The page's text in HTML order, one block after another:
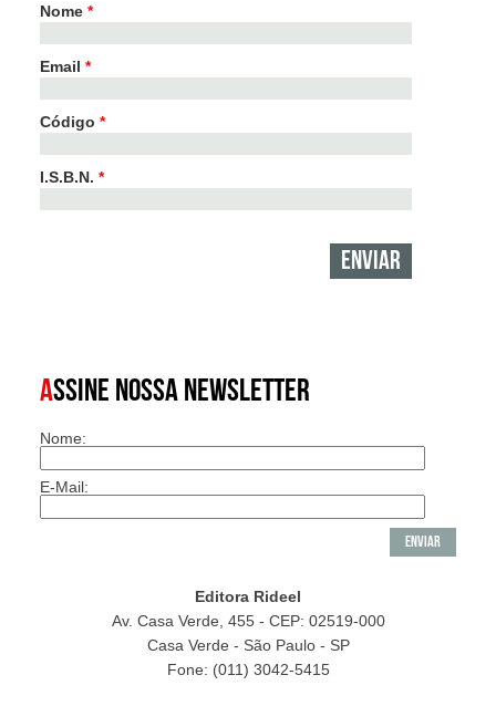
Nome *
Email *
Código *
I.S.B.N. *
ASSINE NOSSA NEWSLETTER
Nome:
E-Mail:
Editora Rideel
Av. Casa Verde, 455 - CEP: 02519-000
Casa Verde - São Paulo - SP
Fone: (011) 3042-5415